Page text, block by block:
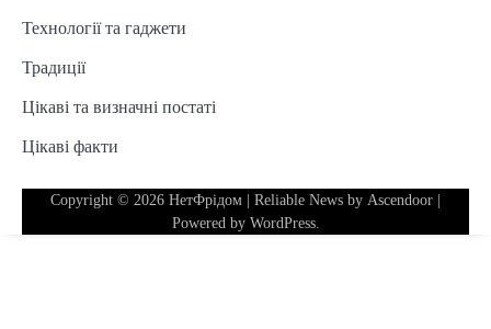
Технології та гаджети
Традиції
Цікаві та визначні постаті
Цікаві факти
Copyright © 2026 НетФрідом | Reliable News by Ascendoor
Powered by WordPress.